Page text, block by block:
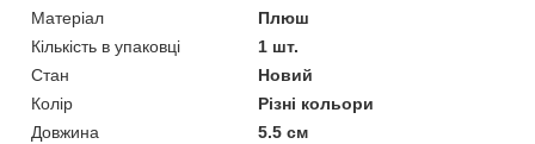
Матеріал
Плюш
Кількість в упаковці
1 шт.
Стан
Новий
Колір
Різні кольори
Довжина
5.5 см